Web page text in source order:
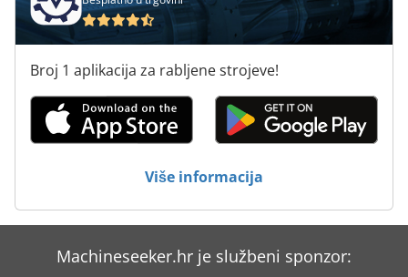
Weeke Bp 145
Weeke Bp 155
Weeke Bp 80
Weeke Bst 100
Weeke Optimat Bhp 200
Weeke Optimat Bp 145
Broj 1 aplikacija za rabljene strojeve!
Više informacija
Machineseeker.hr je službeni sponzor: